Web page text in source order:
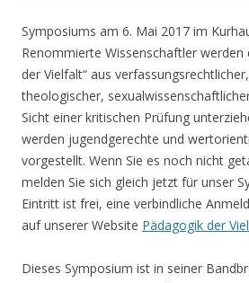
Symposiums am 6. Mai 2017 im
Renommierte Wissenschaftler werden
der Vielfalt“ aus
theologischer,
Sicht einer kritischen Prüfung
werden jugendgerechte und
vorgestellt. Wenn Sie es noch nicht
melden Sie sich gleich jetzt für unser
Eintritt ist frei, eine verbindliche
auf unserer Website Pädagogik der
Dieses Symposium ist in seiner